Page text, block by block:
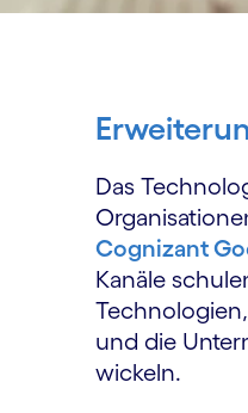
Das
Cognizant
Kanäle
und die
wickeln.